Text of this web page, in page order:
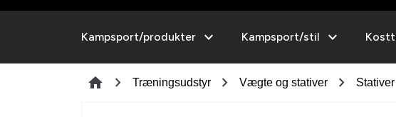
Kampsport/produkter expand_more Kampsport/stil expand_more
home chevron_right Træningsudstyr chevron_right Vægte og stativer chevron_right Stativer